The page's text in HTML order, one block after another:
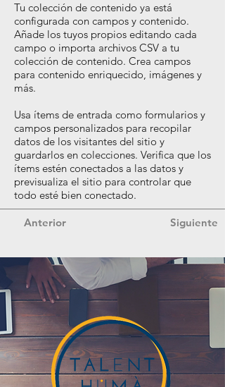
Tu colección de contenido ya está
configurada con campos y contenido.
Añade los tuyos propios editando cada
campo o importa archivos CSV a tu
colección de contenido. Crea campos
para contenido enriquecido, imágenes y
más.
Usa ítems de entrada como formularios y
campos personalizados para recopilar
datos de los visitantes del sitio y
guardarlos en colecciones. Verifica que los
ítems estén conectados a las datos y
previsualiza el sitio para controlar que
todo esté bien conectado.
Anterior Siguiente